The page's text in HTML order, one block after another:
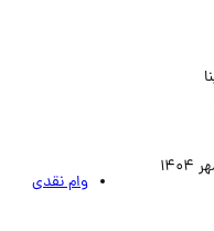
وام نقدی